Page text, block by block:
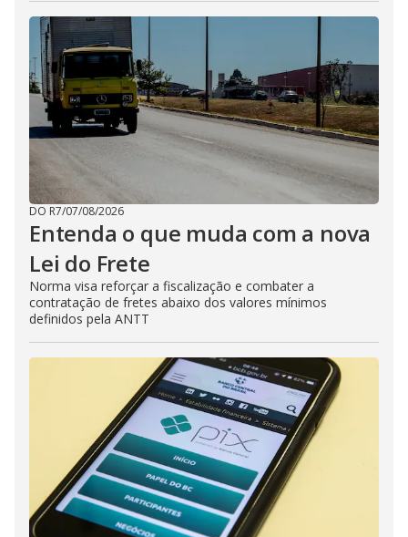
DO R7/07/08/2026
Entenda o que muda com a nova
Lei do Frete
Norma visa reforçar a fiscalização e combater a
contratação de fretes abaixo dos valores mínimos
definidos pela ANTT